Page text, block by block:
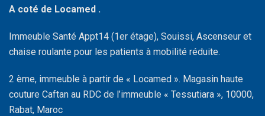
A coté de Locamed .
Immeuble Santé Appt14 (1er étage), Souissi, Ascenseur et
chaise roulante pour les patients à mobilité réduite.
2 ème, immeuble à partir de « Locamed ». Magasin haute
couture Caftan au RDC de l’immeuble « Tessutiara », 10000,
Rabat, Maroc